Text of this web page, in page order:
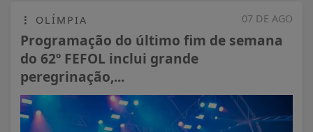
07 DE AGO
OLÍMPIA
Programação do último fim de semana
do 62º FEFOL inclui grande
peregrinação,...